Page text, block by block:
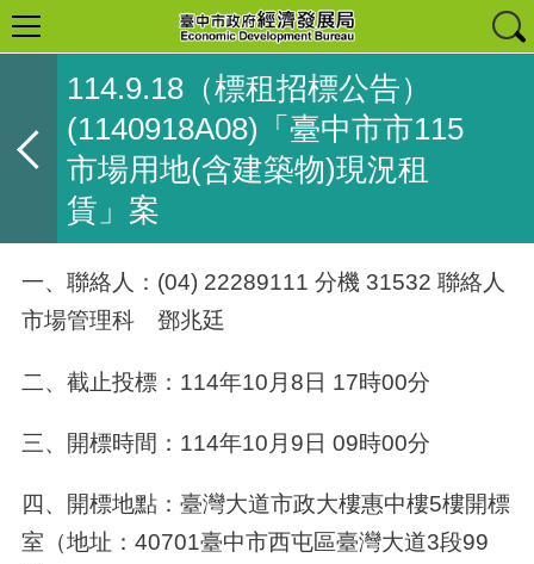
114.9.18（標租招標公告）
(1140918A08)「臺中市市115
市場用地(含建築物)現況租
賃」案
一、聯絡人：(04) 22289111 分機 31532 聯絡人
市場管理科 鄧兆廷
二、截止投標：114年10月8日 17時00分
三、開標時間：114年10月9日 09時00分
四、開標地點：臺灣大道市政大樓惠中樓5樓開標
室（地址：40701臺中市西屯區臺灣大道3段99